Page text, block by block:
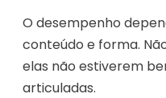
O desempenho
conteúdo e forma.
elas não estiverem
articuladas.